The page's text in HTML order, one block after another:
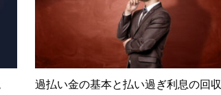
過払い金の基本と払い過ぎ利息の回収